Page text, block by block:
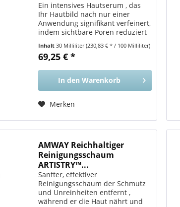
Ein intensives Hautserum , das
Ihr Hautbild nach nur einer
Anwendung signifikant verfeinert,
indem sichtbare Poren reduziert
Ergebnisse, die mit der
Erneuerung der Hautstruktur
nach einer professionellen...
Inhalt30 Milliliter(230,83 € * / 100 Milliliter)
69,25 € *
In den Warenkorb
Merken
AMWAY Reichhaltiger
Reinigungsschaum
ARTISTRY™...
Sanfter, effektiver
Reinigungsschaum der Schmutz
und Unreinheiten entfernt ,
während er die Haut nährt und